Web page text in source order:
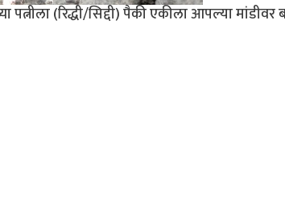
(रिद्धी/सिद्दी) पैकी एकीला आपल्या